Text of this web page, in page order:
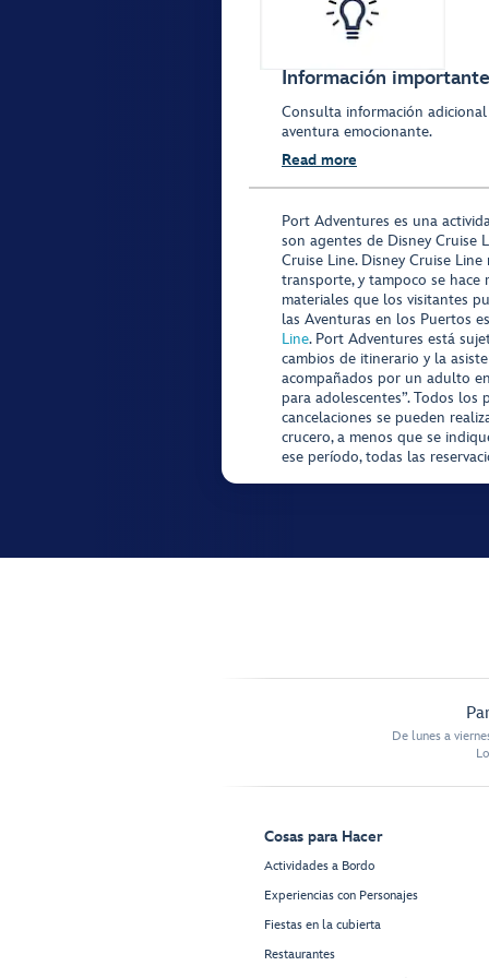
Información
Consulta información
aventura emocionante.
Read more
Port Adventures es una
son agentes de Disney Cruise
Cruise Line. Disney Cruise
transporte, y tampoco se
materiales que los visitantes
las Aventuras en los Puertos
Line. Port Adventures está
cambios de itinerario y la
acompañados por un adulto
para adolescentes”. Todos los
cancelaciones se pueden
crucero, a menos que se
ese período, todas las
De lunes a
Cosas para Hacer
Actividades a Bordo
Experiencias con Personajes
Fiestas en la cubierta
Restaurantes